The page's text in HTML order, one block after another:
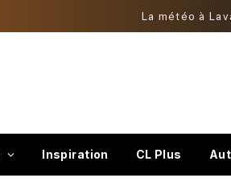
La météo à
Inspiration CL Plus